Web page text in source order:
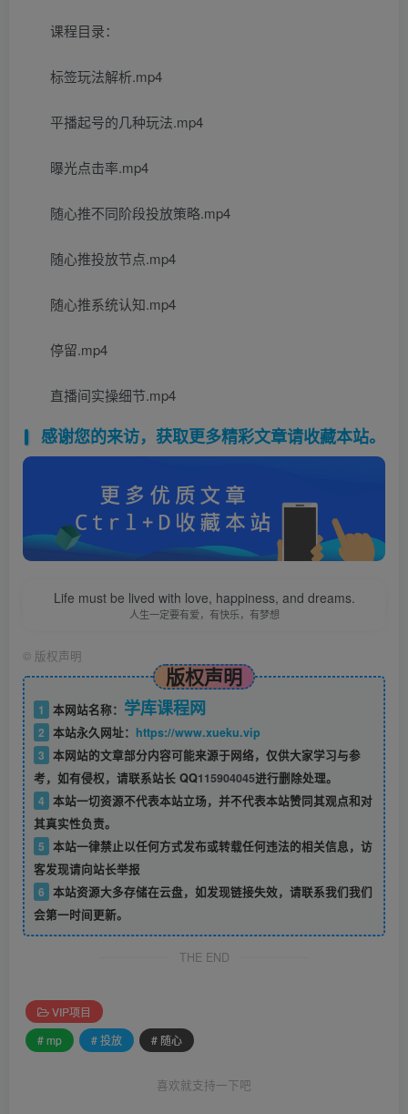
课程目录：
标签玩法解析.mp4
平播起号的几种玩法.mp4
曝光点击率.mp4
随心推不同阶段投放策略.mp4
随心推投放节点.mp4
随心推系统认知.mp4
停留.mp4
直播间实操细节.mp4
感谢您的来访，获取更多精彩文章请收藏本站。
Life must be lived with love, happiness, and dreams.
人生一定要有爱，有快乐，有梦想
© 版权声明
版权声明
1 本网站名称： 学库课程网
2 本站永久网址： https://www.xueku.vip
3 本网站的文章部分内容可能来源于网络，仅供大家学习与参
考，如有侵权，请联系站长 QQ115904045进行删除处理。
4 本站一切资源不代表本站立场，并不代表本站赞同其观点和对
其真实性负责。
5 本站一律禁止以任何方式发布或转载任何违法的相关信息，访
客发现请向站长举报
6 本站资源大多存储在云盘，如发现链接失效，请联系我们我们
会第一时间更新。
THE END
VIP项目
# mp
# 投放 # 随心
喜欢就支持一下吧